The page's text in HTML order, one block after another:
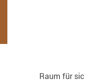
Raum für